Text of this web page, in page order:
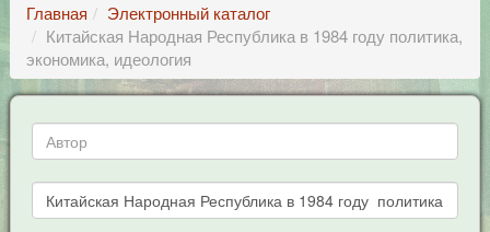
Главная
Электронный каталог
Китайская Народная Республика в 1984 году политика,
экономика, идеология